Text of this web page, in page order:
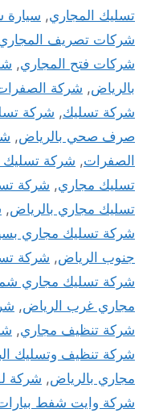
تسليك المجاري,
شركات تصريف
شركات فتح المجاري,
بالرياض, شركة
شركة تسليك, شركة
صرف صحي بالرياض,
الصفرات, شركة تسليك
تسليك مجاري, شركة
تسليك مجاري بالرياض,
شركة تسليك مجاري
جنوب الرياض, شركة
شركة تسليك مجاري
مجاري غرب الرياض,
شركة تنظيف مجاري,
شركة تنظيف وتسليك
مجاري بالرياض, شركة
شركة وايت شفط